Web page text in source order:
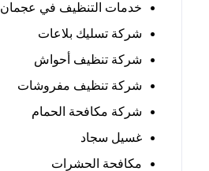
خدمات التنظيف في عجمان
شركة تسليك بلاعات
شركة تنظيف أحواش
شركة تنظيف مفروشات
شركة مكافحة الحمام
غسيل سجاد
مكافحة الحشرات